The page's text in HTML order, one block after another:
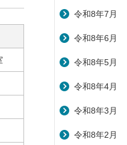
令和8年7月
令和8年6月
令和8年5月
令和8年4月
令和8年3月
令和8年2月